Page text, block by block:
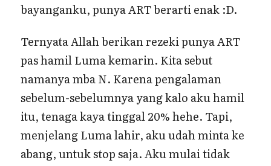
bayanganku, punya ART berarti enak :D.
Ternyata Allah berikan rezeki punya ART
pas hamil Luma kemarin. Kita sebut
namanya mba N. Karena pengalaman
sebelum-sebelumnya yang kalo aku hamil
itu, tenaga kaya tinggal 20% hehe. Tapi,
menjelang Luma lahir, aku udah minta ke
abang, untuk stop saja. Aku mulai tidak